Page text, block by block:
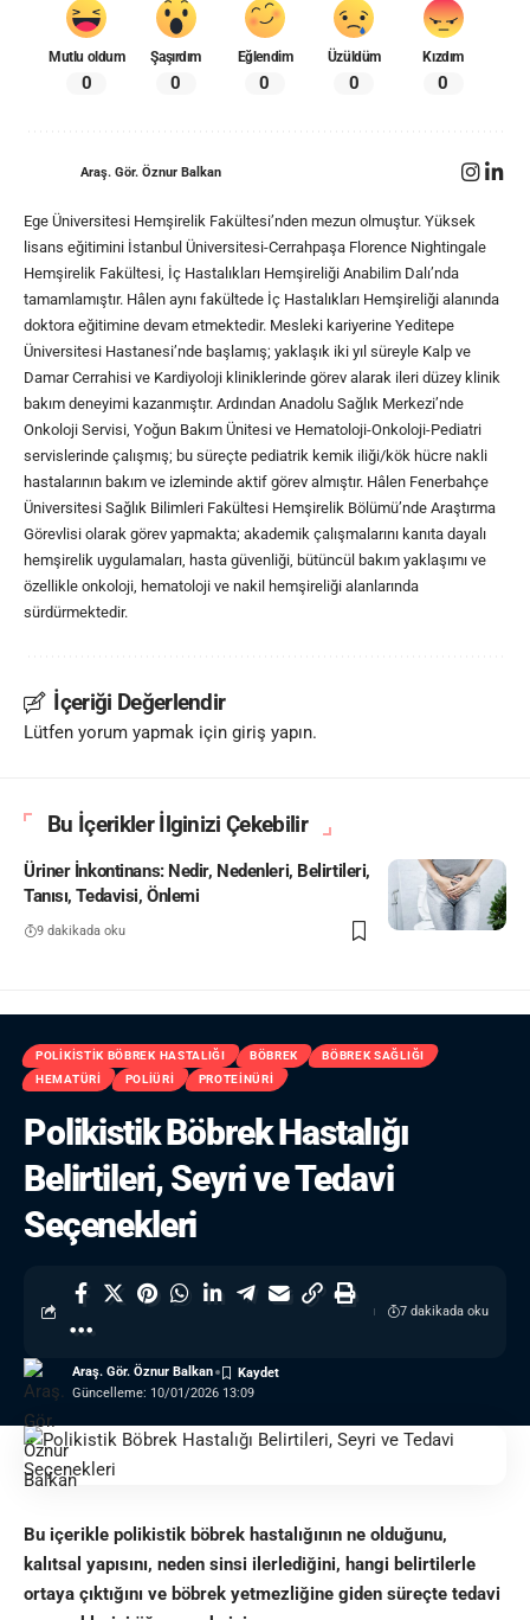
Mutlu oldum
0
Şaşırdım
0
Eğlendim
0
Üzüldüm
0
Kızdım
0
Araş. Gör. Öznur Balkan
Ege Üniversitesi Hemşirelik Fakültesi’nden mezun olmuştur. Yüksek
lisans eğitimini İstanbul Üniversitesi-Cerrahpaşa Florence Nightingale
Hemşirelik Fakültesi, İç Hastalıkları Hemşireliği Anabilim Dalı’nda
tamamlamıştır. Hâlen aynı fakültede İç Hastalıkları Hemşireliği alanında
doktora eğitimine devam etmektedir. Mesleki kariyerine Yeditepe
Üniversitesi Hastanesi’nde başlamış; yaklaşık iki yıl süreyle Kalp ve
Damar Cerrahisi ve Kardiyoloji kliniklerinde görev alarak ileri düzey klinik
bakım deneyimi kazanmıştır. Ardından Anadolu Sağlık Merkezi’nde
Onkoloji Servisi, Yoğun Bakım Ünitesi ve Hematoloji-Onkoloji-Pediatri
servislerinde çalışmış; bu süreçte pediatrik kemik iliği/kök hücre nakli
hastalarının bakım ve izleminde aktif görev almıştır. Hâlen Fenerbahçe
Üniversitesi Sağlık Bilimleri Fakültesi Hemşirelik Bölümü’nde Araştırma
Görevlisi olarak görev yapmakta; akademik çalışmalarını kanıta dayalı
hemşirelik uygulamaları, hasta güvenliği, bütüncül bakım yaklaşımı ve
özellikle onkoloji, hematoloji ve nakil hemşireliği alanlarında
sürdürmektedir.
İçeriği Değerlendir
Lütfen yorum yapmak için giriş yapın.
Bu İçerikler İlginizi Çekebilir
Üriner İnkontinans: Nedir, Nedenleri, Belirtileri,
Tanısı, Tedavisi, Önlemi
9 dakikada oku
POLIKISTIK BÖBREK HASTALIĞI BÖBREK
BÖBREK SAĞLIĞI
HEMATÜRI
POLIÜRI PROTEINÜRI
Polikistik Böbrek Hastalığı
Belirtileri, Seyri ve Tedavi
Seçenekleri
Güncelleme: 10/01/2026 13:09
Araş. Gör. Öznur Balkan
7 dakikada oku
Bu içerikle polikistik böbrek hastalığının ne olduğunu,
kalıtsal yapısını, neden sinsi ilerlediğini, hangi belirtilerle
ortaya çıktığını ve böbrek yetmezliğine giden süreçte tedavi